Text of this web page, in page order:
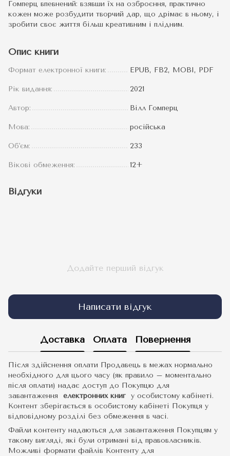
Гомперц впевнений: взявши їх на озброєння, практично
кожен може розбудити творчий дар, що дрімає в ньому, і
зробити своє життя більш креативним і плідним.
Опис книги
Формат електронної книги: EPUB, FB2, MOBI, PDF
Рік видання: 2021
Автор: Вілл Гомперц
Мова: російська
Об'єм: 233
Вікові обмеження: 12+
Відгуки
Додайте перший відгук
Написати відгук
Доставка Оплата Повернення
Після здійснення оплати Продавець в межах нормально
необхідного для цього часу (як правило – моментально
після оплати) надає доступ до Покупцю для
завантаження електронних книг у особистому кабінеті.
Контент зберігається в особистому кабінеті Покупця у
відповідному розділі без обмеження в часі.
Файли контенту надаються для завантаження Покупцям у
такому вигляді, які були отримані від правовласників.
Можливі формати файлів Контенту для